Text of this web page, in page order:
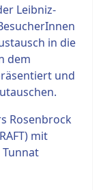
Leibniz-
in die
dem
und
Rosenbrock
mit
Tunnat